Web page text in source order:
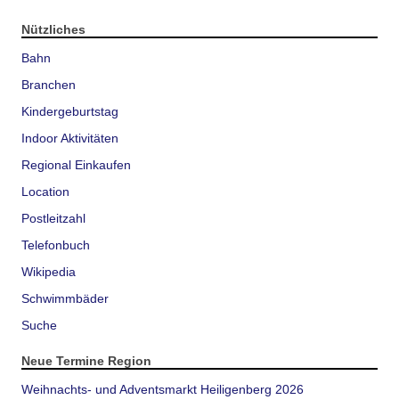
Nützliches
Bahn
Branchen
Kindergeburtstag
Indoor Aktivitäten
Regional Einkaufen
Location
Postleitzahl
Telefonbuch
Wikipedia
Schwimmbäder
Suche
Neue Termine Region
Weihnachts- und Adventsmarkt Heiligenberg 2026